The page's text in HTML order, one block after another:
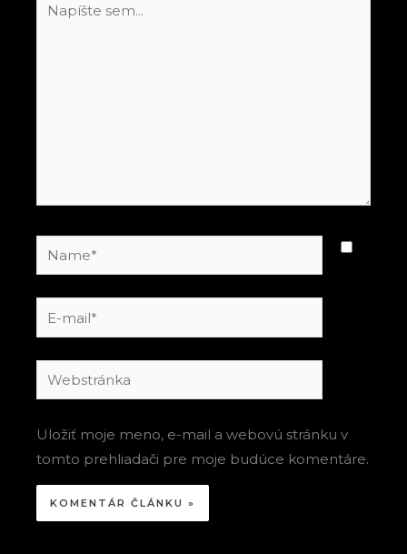
sem...
Name*
E-
mail*
Webstránka
Uložiť moje meno, e-mail a webovú stránku v
tomto prehliadači pre moje budúce komentáre.